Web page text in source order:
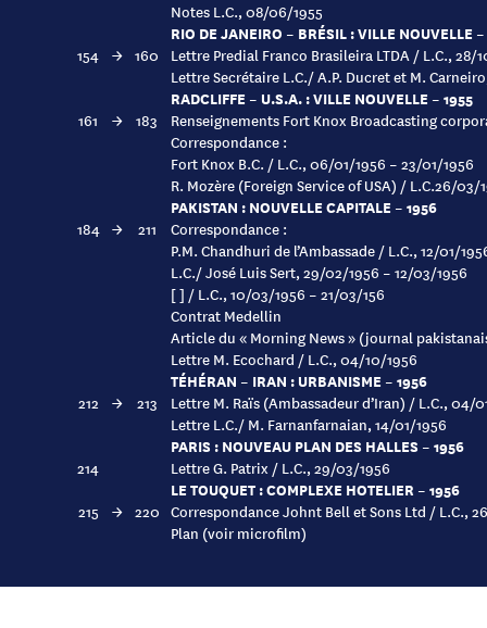
Notes L.C., 08/06/1955
RIO DE JANEIRO – BRÉSIL : VILLE NOUVELLE
154 → 160
Lettre Predial Franco Brasileira LTDA / L.C., 28/
Lettre Secrétaire L.C./ A.P. Ducret et M.
RADCLIFFE – U.S.A. : VILLE NOUVELLE – 1955
161 → 183
Renseignements Fort Knox Broadcasting
Correspondance :
Fort Knox B.C. / L.C., 06/01/1956 – 23/01/1956
R. Mozère (Foreign Service of USA) / L.C.26/03/
PAKISTAN : NOUVELLE CAPITALE – 1956
184 → 211
Correspondance :
P.M. Chandhuri de l’Ambassade / L.C., 12/01/
L.C./ José Luis Sert, 29/02/1956 – 12/03/1956
[ ] / L.C., 10/03/1956 – 21/03/156
Contrat Medellin
Article du « Morning News » (journal
Lettre M. Ecochard / L.C., 04/10/1956
TÉHÉRAN – IRAN : URBANISME – 1956
212 → 213
Lettre M. Raïs (Ambassadeur d’Iran) / L.C., 04/
Lettre L.C./ M. Farnanfarnaian, 14/01/1956
PARIS : NOUVEAU PLAN DES HALLES – 1956
214 Lettre G. Patrix / L.C., 29/03/1956
LE TOUQUET : COMPLEXE HOTELIER – 1956
215 → 220 Correspondance Johnt Bell et Sons Ltd / L.C.,
Plan (voir microfilm)